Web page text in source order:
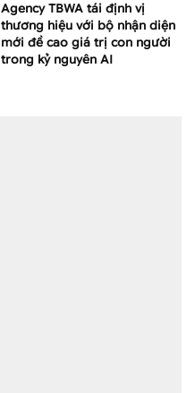
Agency TBWA tái định vị
thương hiệu với bộ nhận diện
mới đề cao giá trị con người
trong kỷ nguyên AI